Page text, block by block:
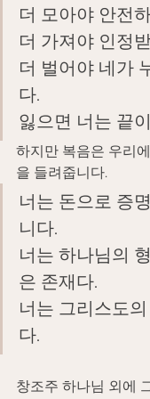
더 모아야 안전
더 가져야 인정
더 벌어야 네가
다.
잃으면 너는 끝
하지만 복음은 우리
을 들려줍니다.
너는 돈으로 증
니다.
너는 하나님의
은 존재다.
너는 그리스도
다.
창조주 하나님 외에